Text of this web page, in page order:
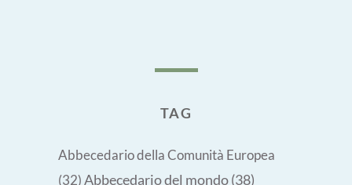
TAG
Abbecedario della Comunità Europea
(32) Abbecedario del mondo(38)